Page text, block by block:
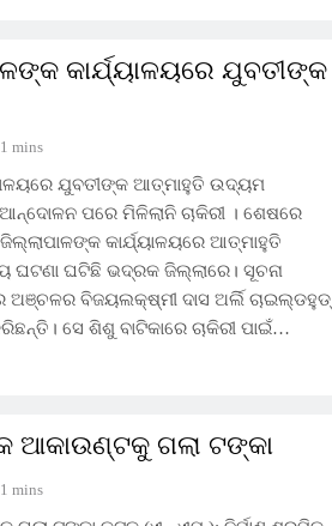
କାର୍ଯ୍ୟାଳୟରେ ଯୁବତୀଙ୍କ
1 mins
ଯୁବତୀଙ୍କ ଆତ୍ମାହୁତି ଉଦ୍ୟମ
ପରେ ମିଳିଲାନି ଚାକିରୀ । ଶେଷରେ
କାର୍ଯ୍ୟାଳୟରେ ଆତ୍ମାହୁତି
ଘଟିଛି ଭଦ୍ରକ ଜିଲ୍ଲାରେ। ସୂଚନା
ବିଜୟଲକ୍ଷ୍ମୀ ଦାସ ଅର୍ଲି ଚାଇଲ୍ଡହୁଡ୍
ସେ ଶିଶୁ ବାଟିକାରେ ଚାକିରୀ ପାଇଁ…
ଆକାଉଣ୍ଟକୁ ଗଲା ଟଙ୍କା
1 mins